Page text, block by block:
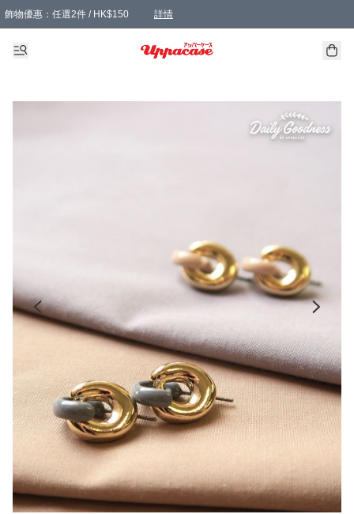
飾物優惠：任選2件 / HK$150 詳情
髮飾優惠：任選2件 / HK$100 詳情
精選襪子優惠：任選3對 / HK$115 詳情
滿額免運：本地訂單滿港幣350元可享免運費優惠